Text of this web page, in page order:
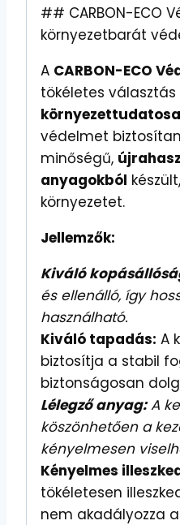
## CARBON-ECO
környezetbarát
A CARBON-ECO
tökéletes választás
védelmet
minőségű,
anyagokból
környezetet.
Jellemzők:
Kiváló
és ellenálló, így
használható.
Kiváló tapadás: A
biztosítja a stabil
biztonságosan
Lélegző anyag:A
köszönhetően a
kényelmesen
Kényelmes
tökéletesen
nem akadályozza